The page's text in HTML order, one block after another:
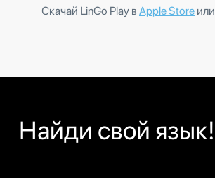
Скачай LinGo Play в Apple Store или
Найди свой язык!